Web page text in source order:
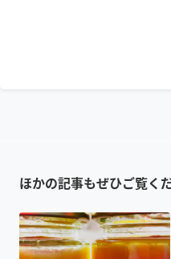
ほかの記事もぜひご覧くだ